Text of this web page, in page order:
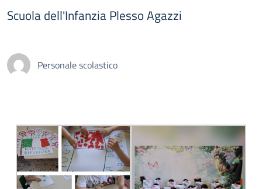
Scuola dell'Infanzia Plesso Agazzi
Personale scolastico